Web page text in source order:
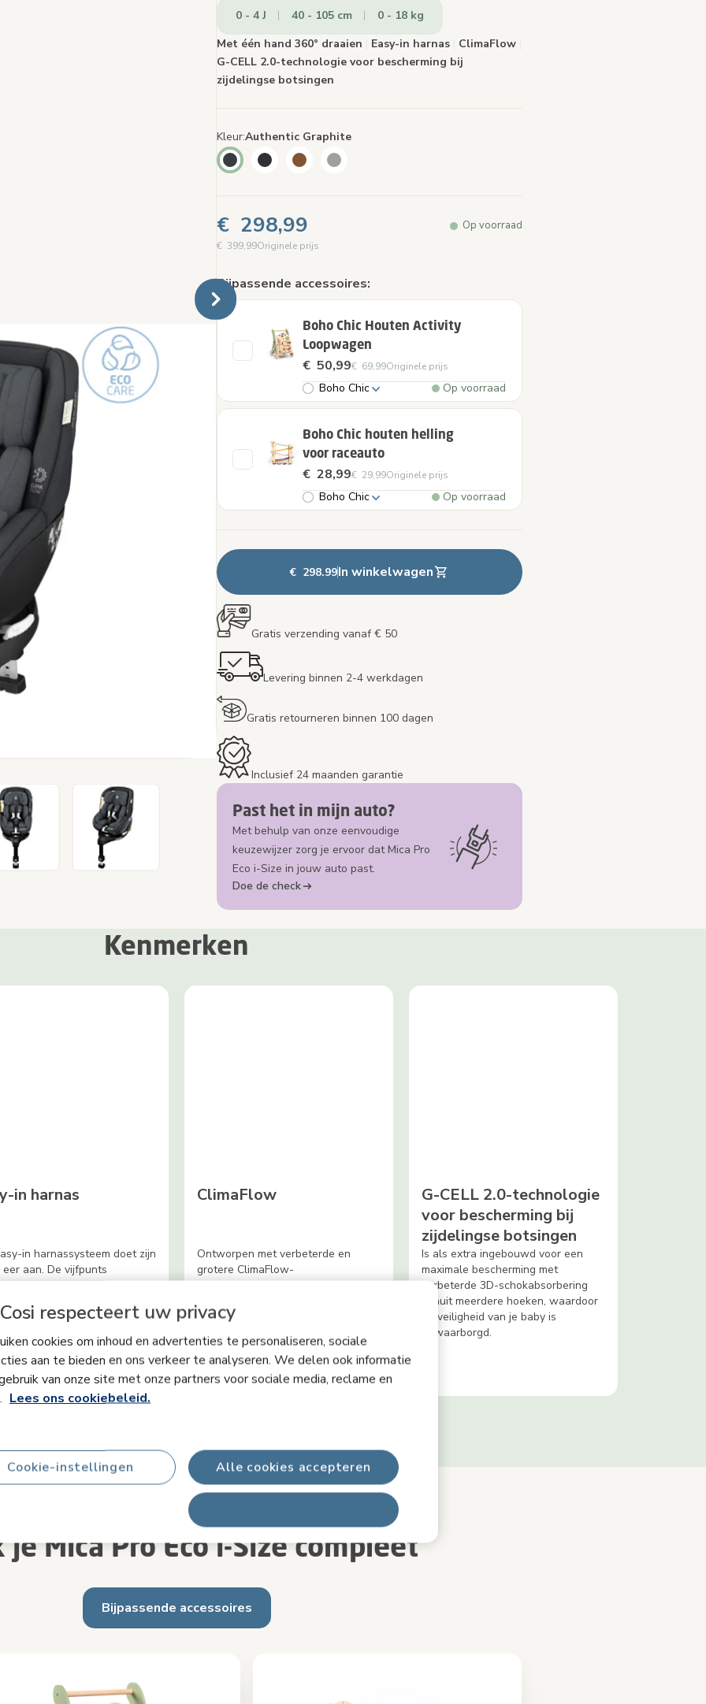
respecteert uw privacy
cookies om inhoud en advertenties te personaliseren, sociale
aan te bieden en ons verkeer te analyseren. We delen ook informatie
van onze site met onze partners voor sociale media, reclame en
Lees ons cookiebeleid.
Alle cookies accepteren
Cookie-instellingen
0 - 4 J 40 - 105 cm
0 - 18 kg
Met één hand 360° draaien
Easy-in harnas ClimaFlow
G-CELL 2.0-technologie voor bescherming bij
zijdelingse botsingen
KleurAuthentic Graphite
€ 298,99
€ 399,99Originele prijs
Op voorraad
Bijpassende accessoires:
Boho Chic Houten Activity
Loopwagen
€ 50,99€ 69,99Originele prijs
Boho Chic Op voorraad
Boho Chic houten helling
voor raceauto
€ 28,99€ 29,99Originele prijs
Boho Chic Op voorraad
€ 298.99In winkelwagen
Gratis verzending vanaf € 50
Levering binnen 2-4 werkdagen
Gratis retourneren binnen 100 dagen
Inclusief 24 maanden garantie
Past het in mijn auto?
Met behulp van onze eenvoudige
keuzewijzer zorg je ervoor dat Mica Pro
Eco i-Size in jouw auto past.
Doe de check
Kenmerken
in harnas
in harnassysteem doet zijn
eer aan. De vijfpunts
is speciaal
in en uit de auto kunt
ClimaFlow
Ontworpen met verbeterde en
grotere ClimaFlow-
wordt verbeterd en het stoeltje
altijd de juiste temperatuur voor je
kind heeft.
G-CELL 2.0-technologie
voor bescherming bij
zijdelingse botsingen
Is als extra ingebouwd voor een
maximale bescherming met
verbeterde 3D-schokabsorbering
vanuit meerdere hoeken, waardoor
de veiligheid van je baby is
gewaarborgd.
je Mica Pro Eco i-Size compleet
Bijpassende accessoires